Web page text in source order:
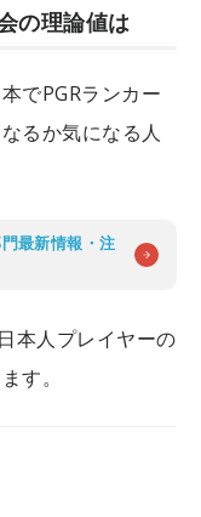
の理論値は
でPGRランカー
るか気になる人
最新情報・注
本人プレイヤーの
す。